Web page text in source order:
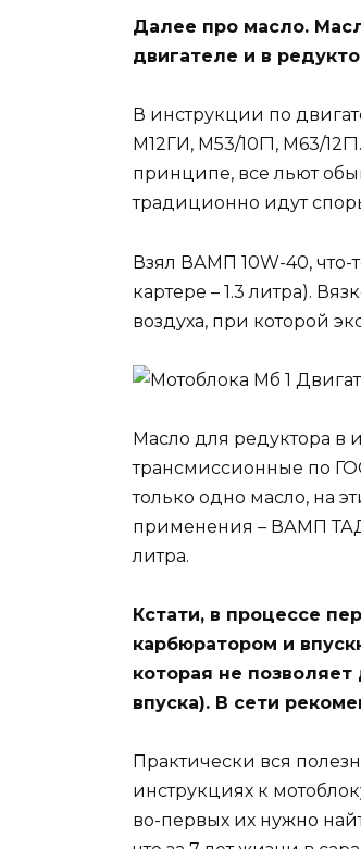
Далее про масло.
двигателе и в
В инструкции по
М12ГИ, М53/10Г1, М63/
принципе, все льют
традиционно идут
Взял ВАМП 10W-40, что-
картере – 1.3 литра).
воздуха, при которой
Масло для редуктора в
трансмиссионные по
только одно масло, на
применения – ВАМП ТАД-
литра.
Кстати, в процессе
карбюратором и
которая не
впуска). В сети
Практически вся
инструкциях к
во-первых их нужно